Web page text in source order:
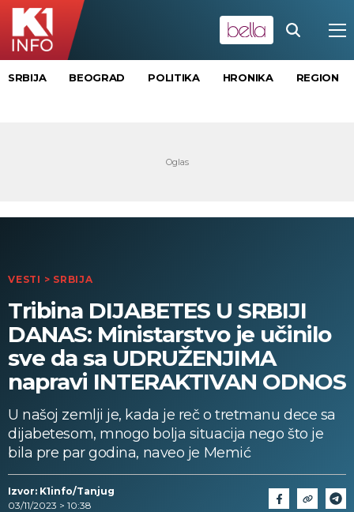
SRBIJA BEOGRAD POLITIKA HRONIKA REGION
VESTI > SRBIJA
Tribina DIJABETES U SRBIJI
DANAS: Ministarstvo je učinilo
sve da sa UDRUŽENJIMA
napravi INTERAKTIVAN ODNOS
U našoj zemlji je, kada je reč o tretmanu dece sa
dijabetesom, mnogo bolja situacija nego što je
bila pre par godina, naveo je Memić
Izvor: K1info/Tanjug
03/11/2023 > 10:38